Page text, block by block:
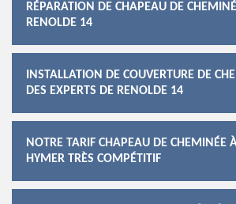
RÉPARATION DE CHAPEAU DE
RENOLDE 14
INSTALLATION DE COUVERTURE DE
DES EXPERTS DE RENOLDE 14
NOTRE TARIF CHAPEAU DE CHEMINÉE
HYMER TRÈS COMPÉTITIF